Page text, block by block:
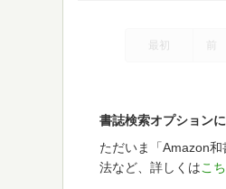
最初 前
書誌検索オプション
ただいま「Amazon
法など、詳しくはこ